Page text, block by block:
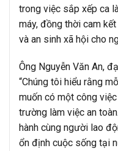
trong việc sắp xếp ca
máy, đồng thời cam
và an sinh xã hội cho
Ông Nguyễn Văn An,
“Chúng tôi hiểu rằng
muốn có một công
trường làm việc an
hành cùng người lao
ổn định cuộc sống tại